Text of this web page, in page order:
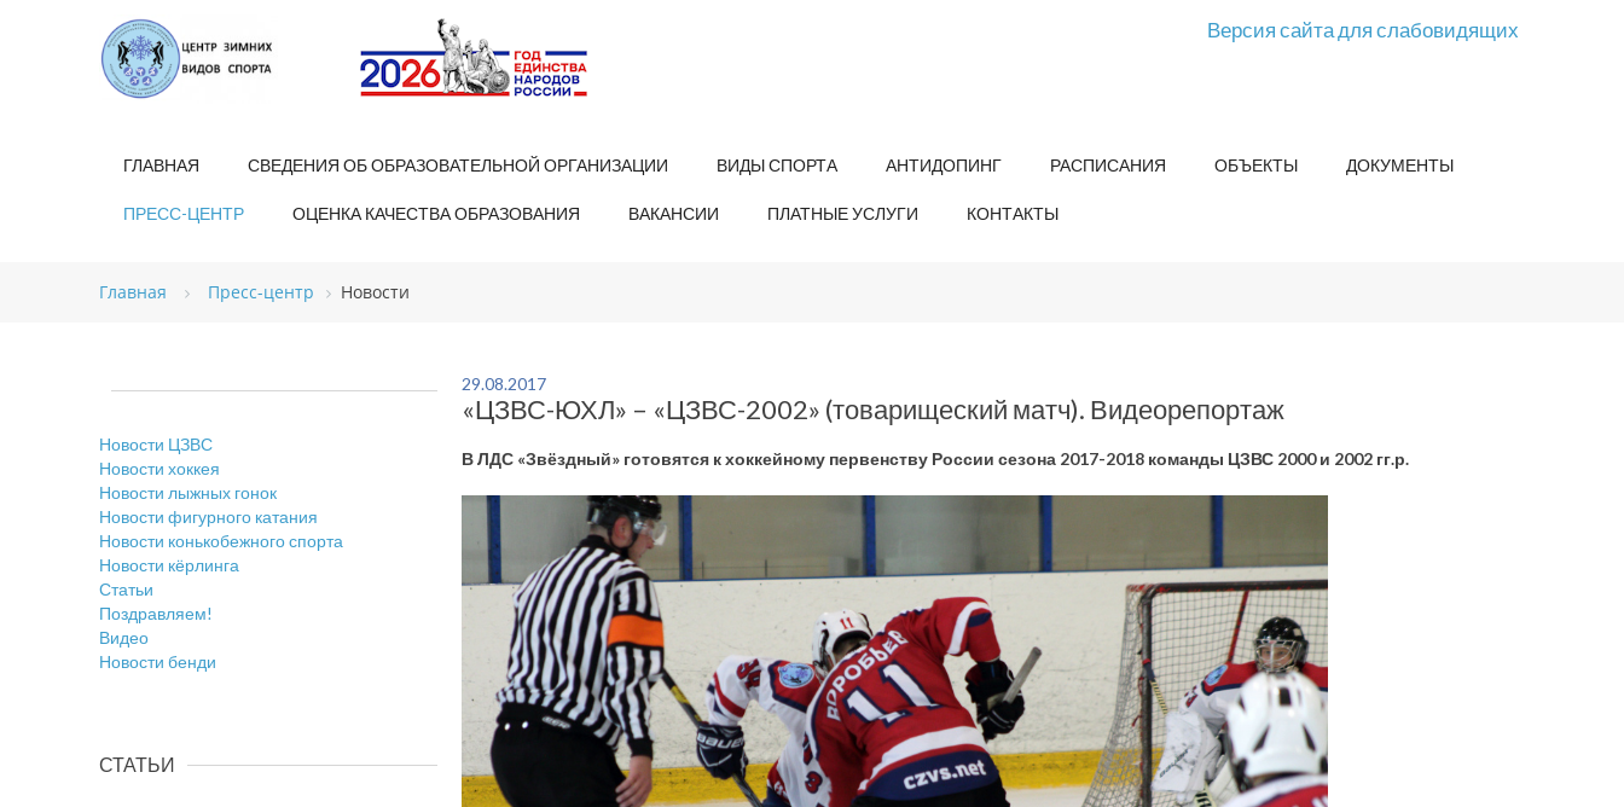
Версия сайта для слабовидящих
ГЛАВНАЯ СВЕДЕНИЯ ОБ ОБРАЗОВАТЕЛЬНОЙ ОРГАНИЗАЦИИ ВИДЫ СПОРТА АНТИДОПИНГ РАСПИСАНИЯ ОБЪЕКТЫ ДОКУМЕНТЫ
ПРЕСС-ЦЕНТР ОЦЕНКА КАЧЕСТВА ОБРАЗОВАНИЯ ВАКАНСИИ ПЛАТНЫЕ УСЛУГИ КОНТАКТЫ
Главная Пресс-центр Новости
29.08.2017
«ЦЗВС-ЮХЛ» – «ЦЗВС-2002» (товарищеский матч). Видеорепортаж
В ЛДС «Звёздный» готовятся к хоккейному первенству России сезона 2017-2018 команды ЦЗВС 2000 и 2002 гг.р.
Новости ЦЗВС
Новости хоккея
Новости лыжных гонок
Новости фигурного катания
Новости конькобежного спорта
Новости кёрлинга
Статьи
Поздравляем!
Видео
Новости бенди
СТАТЬИ